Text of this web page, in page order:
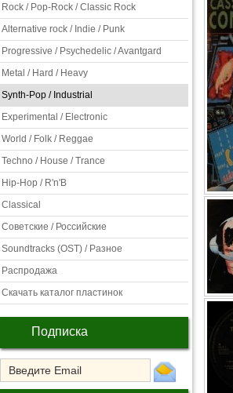
Rock / Pop-Rock / Classic Rock
Alternative rock / Indie / Punk
Progressive / Psychedelic / Avantgard
Metal / Hard / Heavy
Synth-Pop / Industrial
Experimental / Electronic
World / Folk / Reggae
Techno / House / Trance
Hip-Hop / R'n'B
Classical
Советские / Российские
Soundtracks (OST) / Разное
Распродажа
Скачать каталог пластинок
Подписка